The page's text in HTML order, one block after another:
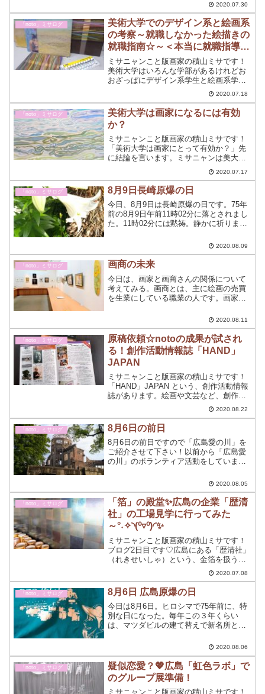
2020.07.30
「noto」ミサログ
美術大学でのデザイン系と絵画系
の考察～就職しなかった絵描きの
就職指南☆～＜本当に就職指導で
きとったん？の巻＞
ミサニャンこと版画家の積山ミサです！
美術大学はいろんな学部があるけれどお
おざっぱにデザイン系学生と絵画系学生
について語ってみたいと思いますニャン
よ～(=^・^=)☆デザイン系学生の場合
「版画実習Ⅰ・Ⅱ」と「版画演習」とい
う授業にかかわっれt...
2020.07.18
「noto」ミサログ
美術大学は画家になるには有効
か？
ミサニャンこと版画家の積山ミサです！
「美術大学は画家にとって有効か？」先
に結論を言います。ミサニャンは美大に
行かなくても画家になりました。有効に
するもしないもあなた次第なのです！
2020.07.17
「noto」ミサログ 8月9日長崎原爆の日
今日、8月9日は長崎原爆の日です。75年
前の8月9日午前11時02分に落とされまし
た。11時02分には黙祷。静かに祈りま
2020.08.09
「noto」ミサログ 画商の未来
今日は、画家と画商さんの関係について
考えてみる。画商とは、主に絵画の売買
を生業にしている職業の人です。画家は
さんと契約を結ぶことで絵画の売買が機
能していくことを望みます。
2020.08.11
「noto」ミサログ
原稿依頼☆notoの成果が試され
る！創作活動情報誌「HAND」
JAPAN
ミサニャンこと版画家の積山ミサです！
「HAND」JAPAN という、創作活動情報
誌があります。絵画や文芸など、創作活
動に携わる方のための同人誌です。2020.08.22
「noto」ミサログ 8月6日の前日
8月6日の前日ですので「広島愛の川」を
ご紹介させて下さい！以前から「広島愛
の川」のボランティア活動をしています
いままで当日を迎えます。原爆を体験し
ていない世代が運営するのがこの「広島
愛の川」です。
2020.08.05
「noto」ミサログ
「箔」の殿堂✨広島の企業「歴清
社」の工場見学に行ってみた
～°˖✧◝(⁰▿⁰)◜✨
ミサニャンこと版画家の積山ミサです！
ブログ2日目です♡広島にある「歴清社」
（れきせいしゃ）という、金箔を扱う会
社の工場見学に行ってきました！まさ
に、目がくらむ～～～✨°˖✧◝(⁰▿⁰)◜✧˖°✨と
は、このこと！きらっキラッの金箔押し
の壁紙に、目がやられました～☆
2020.07.08
「noto」ミサログ 8月6日 広島原爆の日
今日は8月6日。ヒロシマで75年前に、特
別な日になった。毎年この３年くらい
は、マツダビルの建て替えで新名所とな
行委員会の仲間たちと一緒に、ボランテ
2020.08.06
「noto」ミサログ
疑似恋愛？💖広島「虹色ラボ」で
のグループ展準備！
ミサニャンこと版画家の積山ミサです！